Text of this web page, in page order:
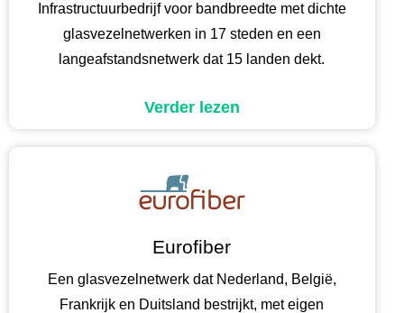
Infrastructuurbedrijf voor bandbreedte met dichte
glasvezelnetwerken in 17 steden en een
langeafstandsnetwerk dat 15 landen dekt.
Verder lezen
Eurofiber
Een glasvezelnetwerk dat Nederland, België,
Frankrijk en Duitsland bestrijkt, met eigen